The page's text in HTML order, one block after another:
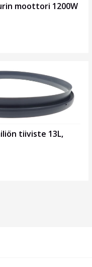
moottori 1200W
tiiviste 13L,